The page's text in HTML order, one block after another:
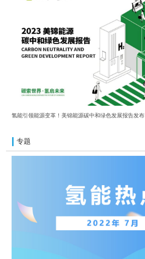
氢能引领能源变革！美锦能源碳中和绿色发展报告发布
专题